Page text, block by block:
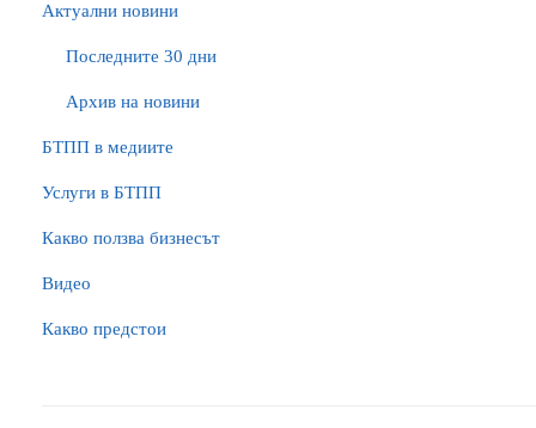
Актуални новини
Последните 30 дни
Архив на новини
БTПП в медиите
Услуги в БТПП
Какво ползва бизнесът
Видео
Какво предстои